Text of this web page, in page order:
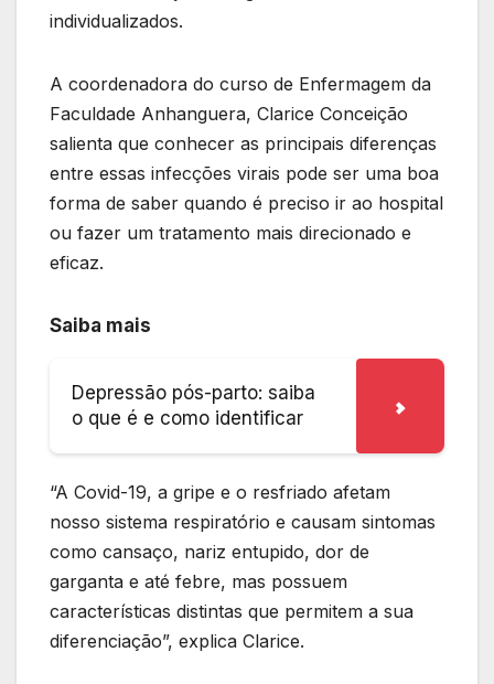
individualizados.
A coordenadora do curso de Enfermagem da
Faculdade Anhanguera, Clarice Conceição
salienta que conhecer as principais diferenças
entre essas infecções virais pode ser uma boa
forma de saber quando é preciso ir ao hospital
ou fazer um tratamento mais direcionado e
eficaz.
Saiba mais
Depressão pós-parto: saiba
o que é e como identificar
“A Covid-19, a gripe e o resfriado afetam
nosso sistema respiratório e causam sintomas
como cansaço, nariz entupido, dor de
garganta e até febre, mas possuem
características distintas que permitem a sua
diferenciação”, explica Clarice.